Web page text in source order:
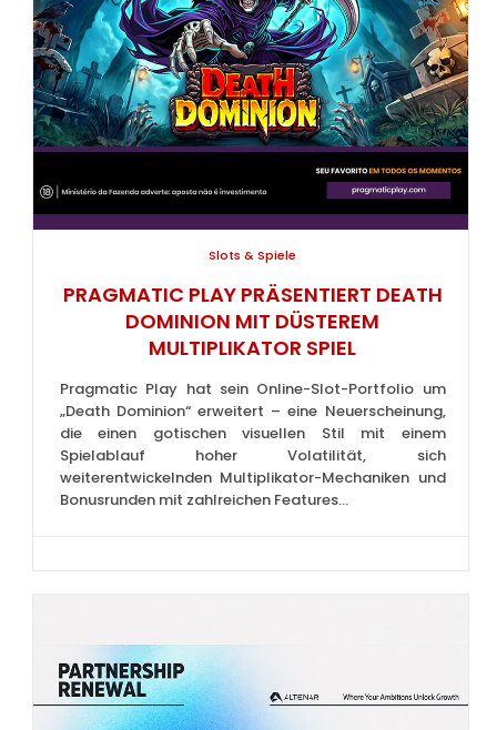
Slots & Spiele
PRAGMATIC PLAY PRÄSENTIERT DEATH
DOMINION MIT DÜSTEREM
MULTIPLIKATOR SPIEL
Pragmatic Play hat sein Online-Slot-Portfolio um
„Death Dominion“ erweitert – eine Neuerscheinung,
die einen gotischen visuellen Stil mit einem
Spielablauf hoher Volatilität, sich
weiterentwickelnden Multiplikator-Mechaniken und
Bonusrunden mit zahlreichen Features...